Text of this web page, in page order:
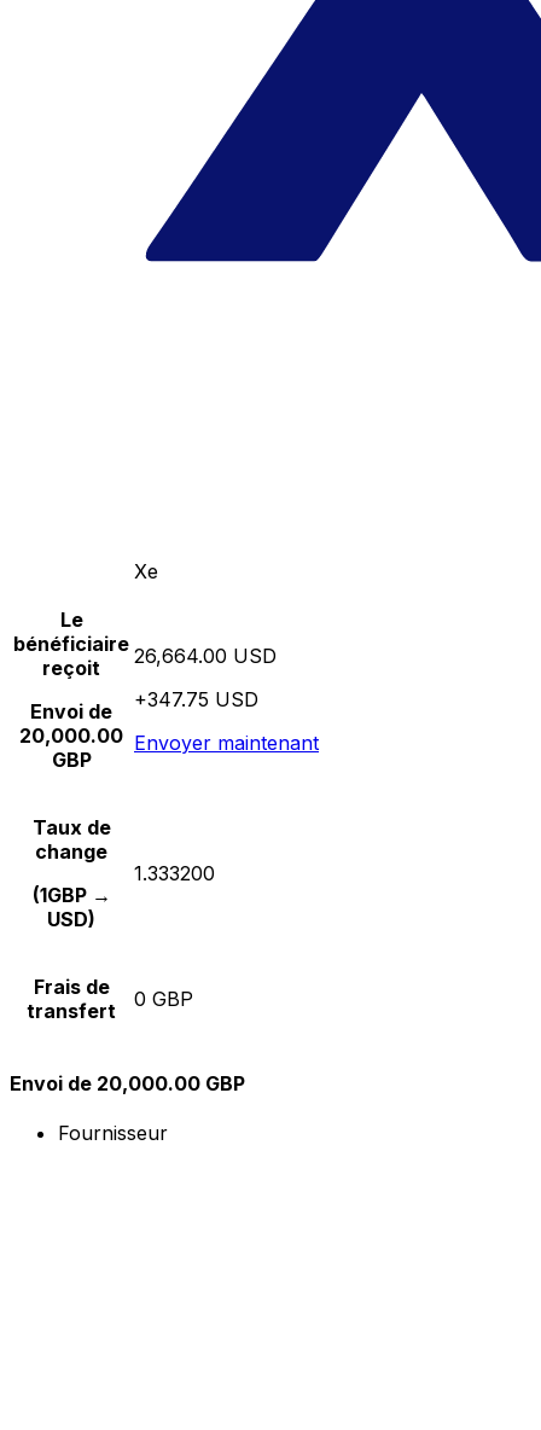
Xe
Le
bénéficiaire
reçoit
Envoi de
20,000.00
GBP
26,664.00 USD
+347.75 USD
Envoyer maintenant
Taux de
change
(1GBP →
USD)
1.333200
Frais de
transfert
0 GBP
Envoi de 20,000.00 GBP
Fournisseur